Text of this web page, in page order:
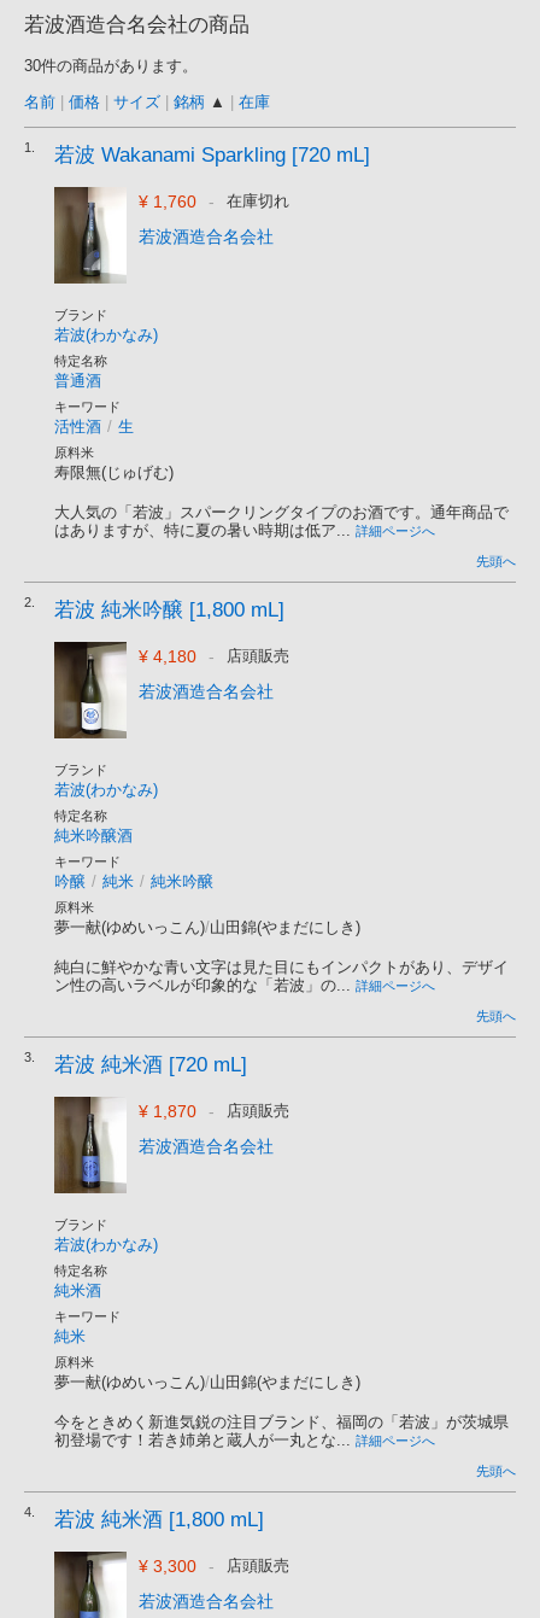
若波酒造合名会社の商品
30件の商品があります。
名前
価格 サイズ 銘柄 ▲ 在庫
1. 若波 Wakanami Sparkling [720 mL]
¥ 1,760 - 在庫切れ
若波酒造合名会社
ブランド
若波(わかなみ)
特定名称
普通酒
キーワード
活性酒 / 生
原料米
寿限無(じゅげむ)
大人気の「若波」スパークリングタイプのお酒です。通年商品で
はありますが、特に夏の暑い時期は低ア... 詳細ページへ
先頭へ
2. 若波 純米吟醸 [1,800 mL]
¥ 4,180 - 店頭販売
若波酒造合名会社
ブランド
若波(わかなみ)
特定名称
純米吟醸酒
キーワード
吟醸 / 純米 / 純米吟醸
原料米
夢一献(ゆめいっこん)/山田錦(やまだにしき)
純白に鮮やかな青い文字は見た目にもインパクトがあり、デザイ
ン性の高いラベルが印象的な「若波」の... 詳細ページへ
先頭へ
3. 若波 純米酒 [720 mL]
¥ 1,870 - 店頭販売
若波酒造合名会社
ブランド
若波(わかなみ)
特定名称
純米酒
キーワード
純米
原料米
夢一献(ゆめいっこん)/山田錦(やまだにしき)
今をときめく新進気鋭の注目ブランド、福岡の「若波」が茨城県
初登場です！若き姉弟と蔵人が一丸とな... 詳細ページへ
先頭へ
4. 若波 純米酒 [1,800 mL]
¥ 3,300 - 店頭販売
若波酒造合名会社